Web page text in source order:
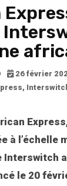
26 février
,
à l’échelle
le 20